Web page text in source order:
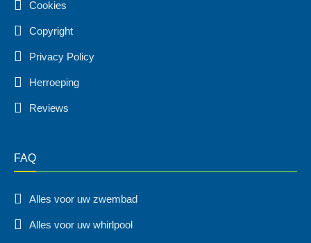
Cookies
Copyright
Privacy Policy
Herroeping
Reviews
FAQ
Alles voor uw zwembad
Alles voor uw whirlpool